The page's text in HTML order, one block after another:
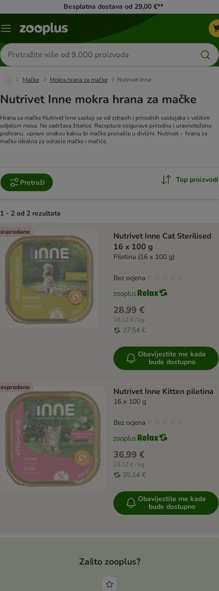
Besplatna dostava od 29,00 €**
Izbornik
Traži
proizvode
Mačke Mokra hrana za mačke Nutrivet Inne
Nutrivet Inne mokra hrana za mačke
Hrana za mačke Nutrivet Inne sastoji se od zdravih i prirodnih sastojaka s velikim
udjelom mesa. Ne sadržava žitarice. Receptura osigurava prirodnu i uravnoteženu
prehranu, upravo onakvu kakvu bi mačke pronašle u divljini. Nutrivet - hrana za
mačke idealna za odrasle mačke i mačiće.
Pretraži Top proizvodi
1 - 2 od 2 rezultata
artikli proizvoda su promijenjeni
Nutrivet Inne Cat Sterilised
16 x 100 g
Piletina (16 x 100 g)
28,99 €
18,12 € / kg
27,54 €
Bez ocjena
Obavijestite me kada
bude dostupno
Nutrivet Inne Kitten piletina
16 x 100 g
36,99 €
23,12 € / kg
35,14 €
Bez ocjena
Obavijestite me kada
bude dostupno
Zašto zooplus?